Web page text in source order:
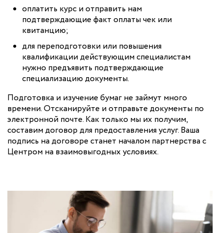
оплатить курс и отправить нам
подтверждающие факт оплаты чек или
квитанцию;
для переподготовки или повышения
квалификации действующим специалистам
нужно предъявить подтверждающие
специализацию документы.
Подготовка и изучение бумаг не займут много
времени. Отсканируйте и отправьте документы по
электронной почте. Как только мы их получим,
составим договор для предоставления услуг. Ваша
подпись на договоре станет началом партнерства с
Центром на взаимовыгодных условиях.